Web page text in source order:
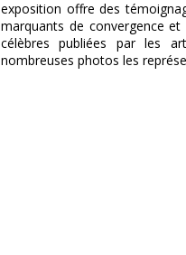
exposition offre des
marquants de convergence
célèbres publiées par les
nombreuses photos les